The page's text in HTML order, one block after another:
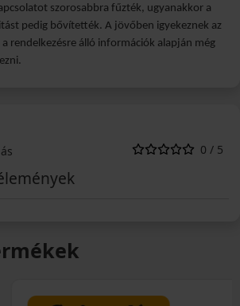
szorosabbra fűzték, ugyanakkor a
pedig bővítették. A jövőben igyekeznek az
rendelkezésre álló információk alapján még
0 / 5